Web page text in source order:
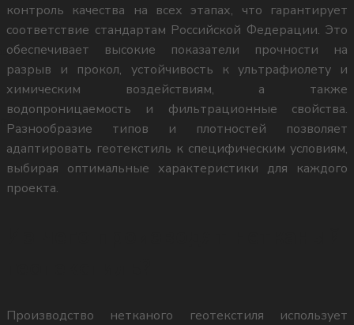
контроль качества на всех этапах, что гарантирует
соответствие стандартам Российской Федерации. Это
обеспечивает высокие показатели прочности на
разрыв и прокол, устойчивость к ультрафиолету и
химическим воздействиям, а также
водопроницаемость и фильтрационные свойства.
Разнообразие типов и плотностей позволяет
адаптировать геотекстиль к специфическим условиям,
выбирая оптимальные характеристики для каждого
проекта.
Производство нетканого геотекстиля использует